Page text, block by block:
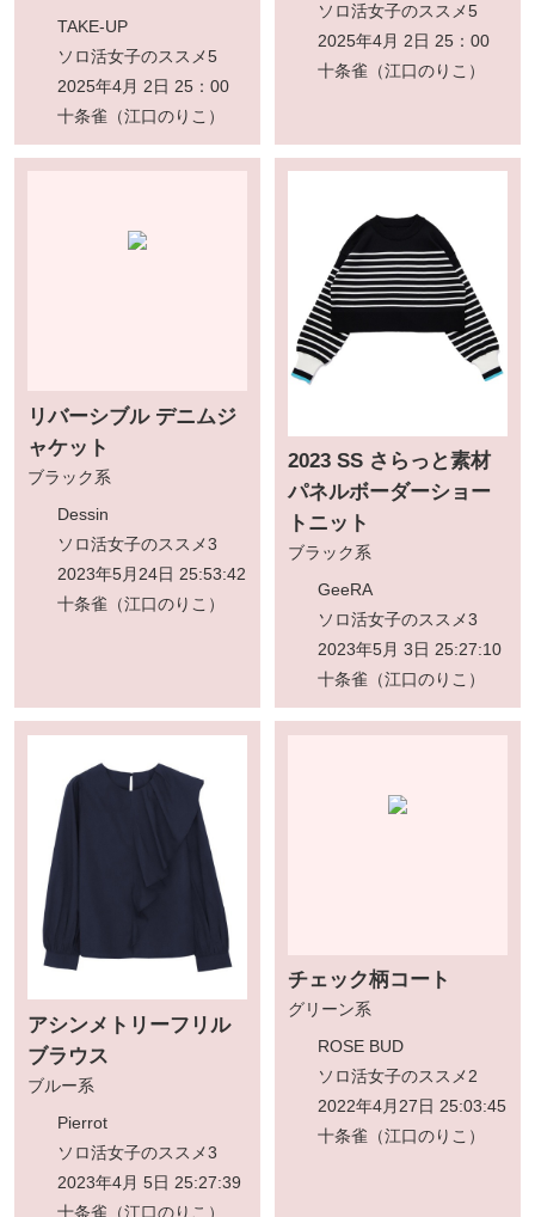
TAKE-UP
ソロ活女子のススメ5
2025年4月 2日 25：00
十条雀（江口のりこ）
ソロ活女子のススメ5
2025年4月 2日 25：00
十条雀（江口のりこ）
リバーシブル デニムジ
ャケット
ブラック系
Dessin
ソロ活女子のススメ3
2023年5月24日 25:53:42
十条雀（江口のりこ）
2023 SS さらっと素材
パネルボーダーショー
トニット
ブラック系
GeeRA
ソロ活女子のススメ3
2023年5月 3日 25:27:10
十条雀（江口のりこ）
アシンメトリーフリル
ブラウス
ブルー系
Pierrot
ソロ活女子のススメ3
2023年4月 5日 25:27:39
十条雀（江口のりこ）
チェック柄コート
グリーン系
ROSE BUD
ソロ活女子のススメ2
2022年4月27日 25:03:45
十条雀（江口のりこ）